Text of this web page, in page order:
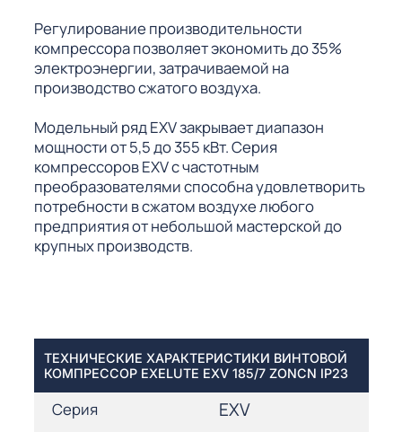
Регулирование производительности
компрессора позволяет экономить до 35%
электроэнергии, затрачиваемой на
производство сжатого воздуха.
Модельный ряд EXV закрывает диапазон
мощности от 5,5 до 355 кВт. Серия
компрессоров EXV с частотным
преобразователями способна удовлетворить
потребности в сжатом воздухе любого
предприятия от небольшой мастерской до
крупных производств.
ТЕХНИЧЕСКИЕ ХАРАКТЕРИСТИКИ ВИНТОВОЙ
КОМПРЕССОР EXELUTE EXV 185/7 ZONCN IP23
Серия EXV